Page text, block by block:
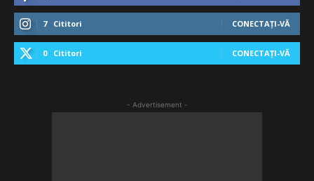
7 Cititori CONECTAȚI-VĂ
0 Cititori CONECTAȚI-VĂ
- Advertisement -